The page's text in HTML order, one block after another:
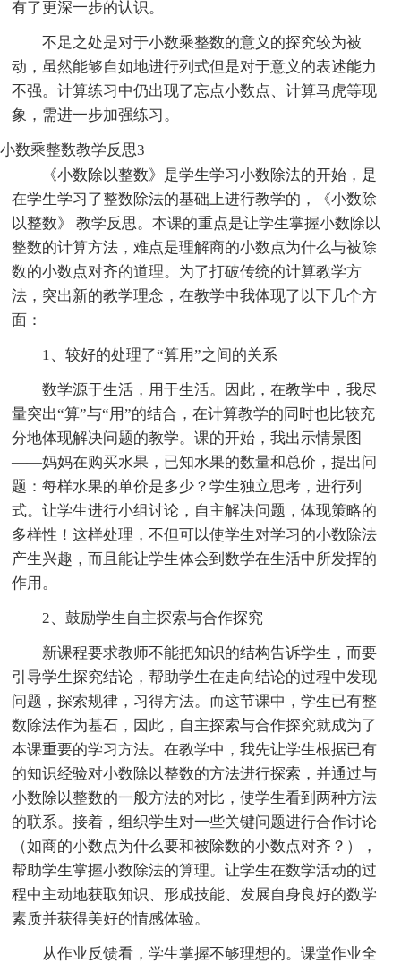
有了更深一步的认识。
不足之处是对于小数乘整数的意义的探究较为被
动，虽然能够自如地进行列式但是对于意义的表述能力
不强。计算练习中仍出现了忘点小数点、计算马虎等现
象，需进一步加强练习。
小数乘整数教学反思3
《小数除以整数》是学生学习小数除法的开始，是
在学生学习了整数除法的基础上进行教学的，《小数除
以整数》 教学反思。本课的重点是让学生掌握小数除以
整数的计算方法，难点是理解商的小数点为什么与被除
数的小数点对齐的道理。为了打破传统的计算教学方
法，突出新的教学理念，在教学中我体现了以下几个方
面：
1、较好的处理了“算用”之间的关系
数学源于生活，用于生活。因此，在教学中，我尽
量突出“算”与“用”的结合，在计算教学的同时也比较充
分地体现解决问题的教学。课的开始，我出示情景图
——妈妈在购买水果，已知水果的数量和总价，提出问
题：每样水果的单价是多少？学生独立思考，进行列
式。让学生进行小组讨论，自主解决问题，体现策略的
多样性！这样处理，不但可以使学生对学习的小数除法
产生兴趣，而且能让学生体会到数学在生活中所发挥的
作用。
2、鼓励学生自主探索与合作探究
新课程要求教师不能把知识的结构告诉学生，而要
引导学生探究结论，帮助学生在走向结论的过程中发现
问题，探索规律，习得方法。而这节课中，学生已有整
数除法作为基石，因此，自主探索与合作探究就成为了
本课重要的学习方法。在教学中，我先让学生根据已有
的知识经验对小数除以整数的方法进行探索，并通过与
小数除以整数的一般方法的对比，使学生看到两种方法
的联系。接着，组织学生对一些关键问题进行合作讨论
（如商的小数点为什么要和被除数的小数点对齐？），
帮助学生掌握小数除法的算理。让学生在数学活动的过
程中主动地获取知识、形成技能、发展自身良好的数学
素质并获得美好的情感体验。
从作业反馈看，学生掌握不够理想的。课堂作业全